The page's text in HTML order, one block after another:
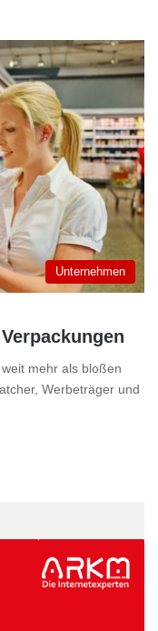
Unternehmen
mehr als bloßen
Werbeträger und